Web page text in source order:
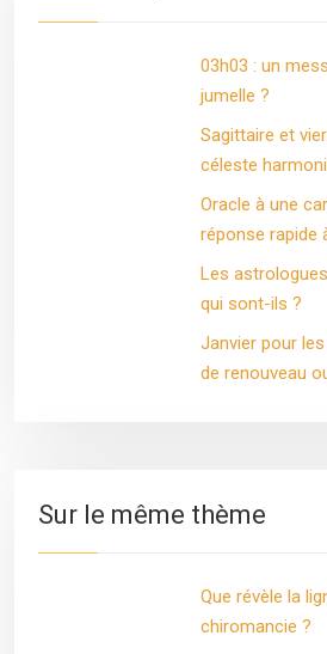
03h03 : un
jumelle ?
Sagittaire et
céleste
Oracle à une
réponse rapide
Les
qui sont-ils ?
Janvier pour
de renouveau
Sur le même thème
Que révèle la
chiromancie ?